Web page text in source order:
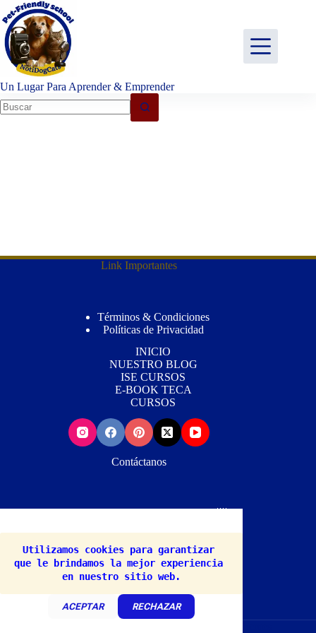
Saltar
al
contenido
Utilizamos cookies para garantizar
que le brindamos la mejor experiencia
en nuestro sitio web.
ACEPTAR RECHAZAR
Un Lugar Para Aprender & Emprender
Link Importantes
Términos & Condiciones
Políticas de Privacidad
INICIO
NUESTRO BLOG
ISE CURSOS
E-BOOK TECA
CURSOS
Contáctanos
HECHO POR: studio.siteweb@gmail.com